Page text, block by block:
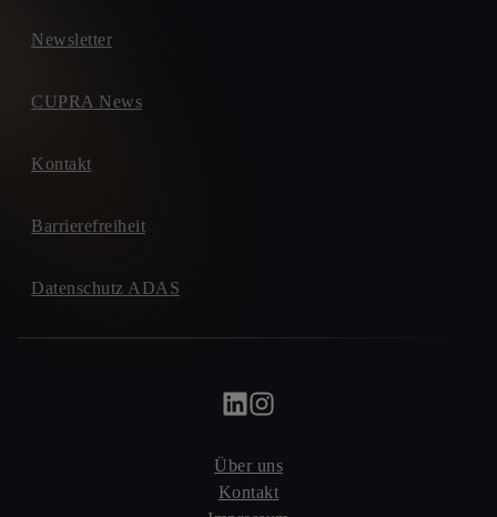
Newsletter
CUPRA News
Kontakt
Barrierefreiheit
Datenschutz ADAS
Über uns
Kontakt